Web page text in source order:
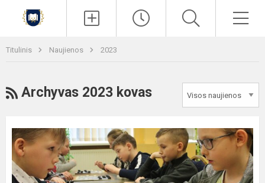
Titulinis Naujienos 2023
RSS
Archyvas 2023 kovas
Kauno
r.
mokinių
sporto